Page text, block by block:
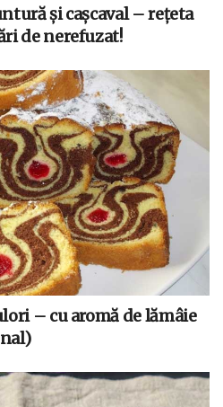
și cașcaval – rețeta
de nerefuzat!
– cu aromă de lămâie